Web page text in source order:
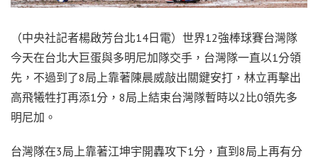
（中央社記者楊啟芳台北14日電）世界12強棒球賽台灣隊
今天在台北大巨蛋與多明尼加隊交手，台灣隊一直以1分領
先，不過到了8局上靠著陳晨威敲出關鍵安打，林立再擊出
高飛犧牲打再添1分，8局上結束台灣隊暫時以2比0領先多
明尼加。
台灣隊在3局上靠著江坤宇開轟攻下1分，直到8局上再有分